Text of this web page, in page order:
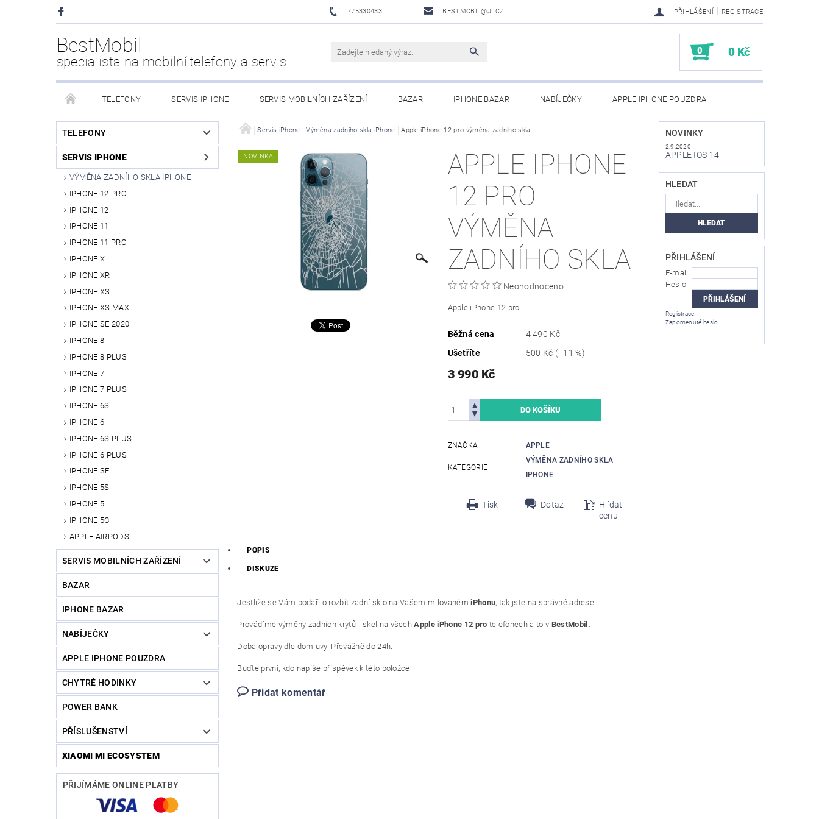
775330433 BESTMOBIL@JI.CZ PŘIHLÁŠENÍ | REGISTRACE
BestMobil
specialista na mobilní telefony a servis
0 0 Kč
TELEFONY SERVIS IPHONE SERVIS MOBILNÍCH ZAŘÍZENÍ BAZAR IPHONE BAZAR NABÍJEČKY APPLE IPHONE POUZDRA
CHYTRÉ HODINKY POWER BANK PŘÍSLUŠENSTVÍ XIAOMI MI ECOSYSTEM OBCHODNÍ PODMÍNKY KONTAKTY
KDO JSME
TELEFONY
SERVIS IPHONE
VÝMĚNA ZADNÍHO SKLA IPHONE
IPHONE 12 PRO
IPHONE 12
IPHONE 11
IPHONE 11 PRO
IPHONE X
IPHONE XR
IPHONE XS
IPHONE XS MAX
IPHONE SE 2020
IPHONE 8
IPHONE 8 PLUS
IPHONE 7
IPHONE 7 PLUS
IPHONE 6S
IPHONE 6
IPHONE 6S PLUS
IPHONE 6 PLUS
IPHONE SE
IPHONE 5S
IPHONE 5
IPHONE 5C
APPLE AIRPODS
SERVIS MOBILNÍCH ZAŘÍZENÍ
BAZAR
IPHONE BAZAR
NABÍJEČKY
APPLE IPHONE POUZDRA
CHYTRÉ HODINKY
POWER BANK
PŘÍSLUŠENSTVÍ
XIAOMI MI ECOSYSTEM
PŘIJÍMÁME ONLINE PLATBY
Servis iPhone Výměna zadního skla iPhone Apple iPhone 12 pro výměna zadního skla
NOVINKA
APPLE IPHONE
12 PRO
VÝMĚNA
ZADNÍHO SKLA
Neohodnoceno
Apple iPhone 12 pro
Běžná cena
4 490 Kč
Ušetříte
500 Kč (–11 %)
3 990 Kč
ZNAČKA APPLE
KATEGORIE
VÝMĚNA ZADNÍHO SKLA
IPHONE
Tisk Dotaz
Hlídat
cenu
POPIS
DISKUZE
Jestliže se Vám podařilo rozbít zadní sklo na Vašem milovanémiPhonu, tak jste na správné adrese.
Provádíme výměny zadních krytů - skel na všechApple iPhone 12 pro telefonech a to v BestMobil.
Doba opravy dle domluvy. Převážně do 24h.
Buďte první, kdo napíše příspěvek k této položce.
Přidat komentář
NOVINKY
2.9.2020
APPLE IOS 14
HLEDAT
PŘIHLÁŠENÍ
E-mail
Heslo
Registrace
Zapomenuté heslo